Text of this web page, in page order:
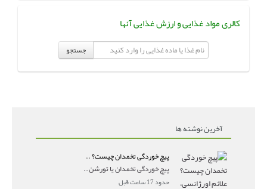
کالری مواد غذایی و ارزش غذایی آنها
جستجو
آخرین نوشته ها
پیچ خوردگی تخمدان چیست؟ علائم اورژانسی، تشخیص و درمان تورشن تخمدان
پیچ خوردگی تخمدان یا تورشن تخمدان زمانی رخ می‌ده
حدود 17 ساعت قبل